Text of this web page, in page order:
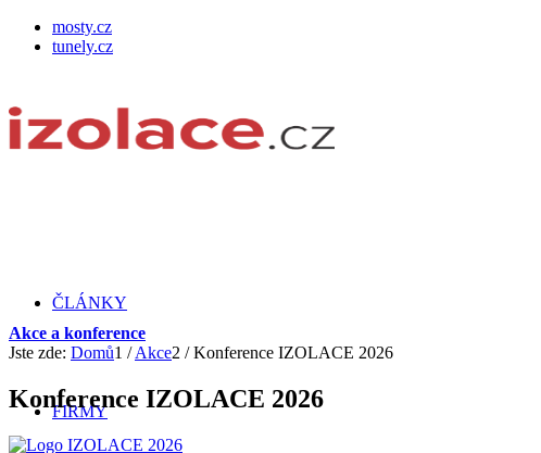
mosty.cz
tunely.cz
ČLÁNKY
FIRMY
Akce a konference
Jste zde: Domů1 / Akce2 / Konference IZOLACE 2026
Konference IZOLACE 2026